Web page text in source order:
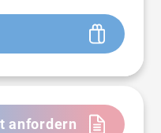
anfordern